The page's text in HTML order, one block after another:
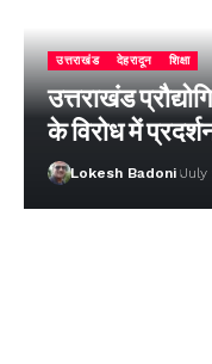
उत्तराखंड देहरादून शिक्षा
उत्तराखंड
के विरोध में
Lokesh Badoni July